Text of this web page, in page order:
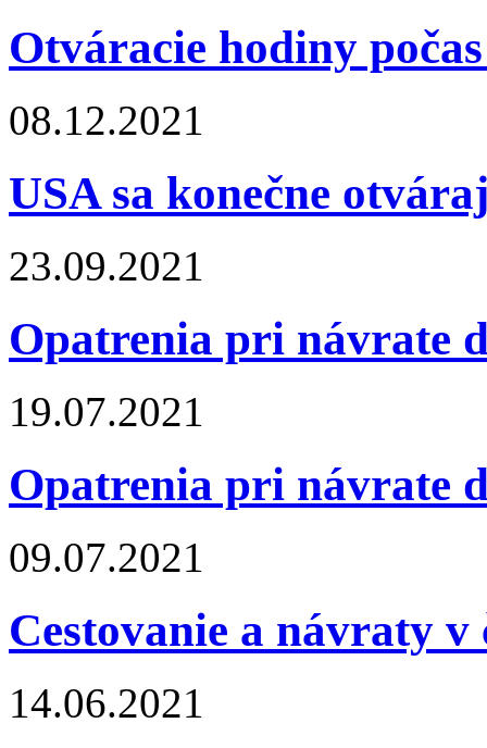
Otváracie hodiny
08.12.2021
USA sa konečne
23.09.2021
Opatrenia pri návrate
19.07.2021
Opatrenia pri návrate
09.07.2021
Cestovanie a návraty v
14.06.2021